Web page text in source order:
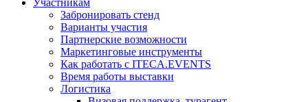
Забронировать стенд
Варианты участия
Партнерские возможности
Маркетинговые инструменты
Как работать с ITECA.EVENTS
Время работы выставки
Логистика